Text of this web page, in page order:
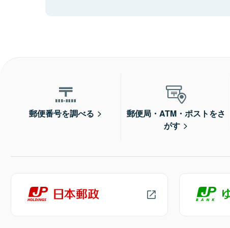
郵便番号を調べる
郵便局・ATM・ポストをさ
がす